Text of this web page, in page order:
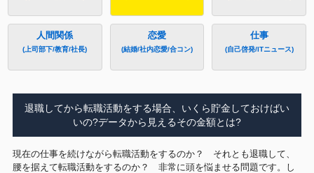
人間関係
(上司部下/教育/社長)
恋愛
(結婚/社内恋愛/合コン)
仕事
(自己啓発/ITニュース)
退職してから転職活動をする場合、いくら貯金しておけばい
いの?データから見えるその金額とは?
現在の仕事を続けながら転職活動をするのか？ それとも退職して、
腰を据えて転職活動をするのか？ 非常に頭を悩ませる問題です。し